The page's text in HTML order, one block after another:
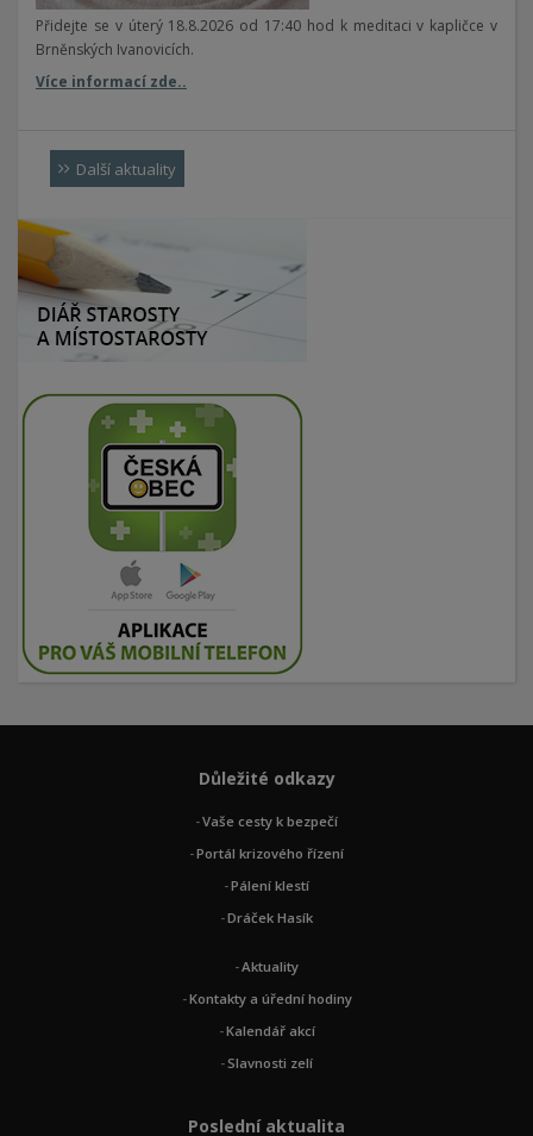
Přidejte se v úterý 18.8.2026 od 17:40 hod k meditaci v kapličce v
Brněnských Ivanovicích.
Více informací zde..
Další aktuality
Důležité odkazy
Vaše cesty k bezpečí
Portál krizového řízení
Pálení klestí
Dráček Hasík
Aktuality
Kontakty a úřední hodiny
Kalendář akcí
Slavnosti zelí
Poslední aktualita